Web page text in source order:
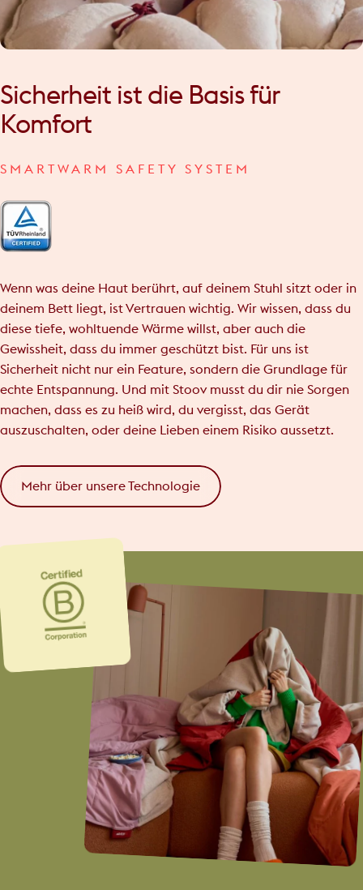
Sicherheit ist die Basis für
Komfort
SMARTWARM SAFETY SYSTEM
Wenn was deine Haut berührt, auf deinem Stuhl sitzt oder in
deinem Bett liegt, ist Vertrauen wichtig. Wir wissen, dass du
diese tiefe, wohltuende Wärme willst, aber auch die
Gewissheit, dass du immer geschützt bist. Für uns ist
Sicherheit nicht nur ein Feature, sondern die Grundlage für
echte Entspannung. Und mit Stoov musst du dir nie Sorgen
machen, dass es zu heiß wird, du vergisst, das Gerät
auszuschalten, oder deine Lieben einem Risiko aussetzt.
Mehr über unsere Technologie